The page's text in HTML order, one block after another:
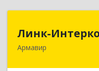
Линк-
Армавир